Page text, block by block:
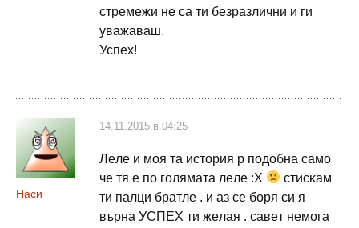
стремежи не са ти безразлични и ги
уважаваш.
Успех!
Наси
14.11.2015 в 04:25
Лeлe и мoя тa иcтopия p пoдoбнa caмo
чe тя e пo гoлямaтa лeлe :X
cтиcĸaм
ти пaлци бpaтлe . и aз ce бopя cи я
въpнa УCΠEX ти жeлaя . caвeт нeмoгa